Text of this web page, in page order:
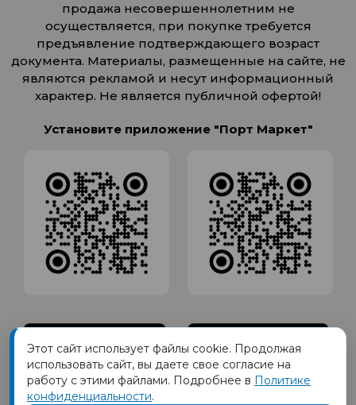
продажа несовершеннолетним не
осуществляется, при покупке требуется
предъявление подтверждающего возраст
документа. Материалы, размещенные на сайте, не
являются рекламой и несут информационный
характер. Не является публичной офертой!
Установите приложение "Порт Маркет"
Товарный знак ПОРТ принадлежит Обществу с Ограниченной
Этот сайт использует файлы cookie. Продолжая
использовать сайт, вы даете свое согласие на
работу с этими файлами. Подробнее в Политике
конфиденциальности.